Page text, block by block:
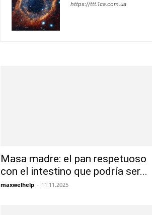
https://ttt.1ca.com.ua
Masa madre: el pan respetuoso
con el intestino que podría ser...
maxwelhelp - 11.11.2025